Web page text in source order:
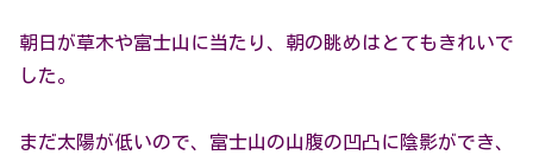
朝日が草木や富士山に当たり、朝の眺めはとてもきれいで
した。
まだ太陽が低いので、富士山の山腹の凹凸に陰影ができ、